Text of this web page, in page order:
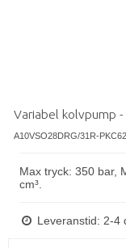
Variabel kolvpump -
A10VSO28DRG/31R-
Max tryck: 350 bar,
cm³.
Leveranstid: 2-4